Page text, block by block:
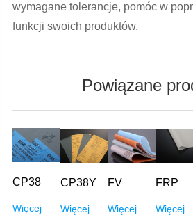
wymagane tolerancje, pomóc w
funkcji swoich produktów.
Powiązane
CP38
Więcej
CP38Y
Więcej
FV
Więcej
FRP
Więcej